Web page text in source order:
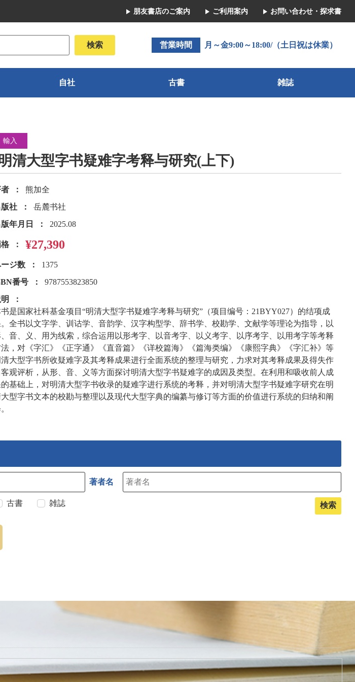
朋友書店のご案内 ご利用案内 お問い合わせ・探求書
営業時間 月～金9:00～18:00/（土日祝は休業）
自社 古書 雑誌
輸入
清大型字书疑难字考释与研究(上下)
熊加全
社
岳麓书社
年月日
2025.08
¥27,390
ジ数
1375
番号
9787553823850
是国家社科基金项目“明清大型字书疑难字考释与研究”（项目编号：21BYY027）的结项成
全书以文字学、训诂学、音韵学、汉字构型学、辞书学、校勘学、文献学等理论为指导，以
音、义、用为线索，综合运用以形考字、以音考字、以义考字、以序考字、以用考字等考释
，对《字汇》《正字通》《直音篇》《详校篇海》《篇海类编》《康熙字典》《字汇补》等
清大型字书所收疑难字及其考释成果进行全面系统的整理与研究，力求对其考释成果及得失作
客观评析，从形、音、义等方面探讨明清大型字书疑难字的成因及类型。在利用和吸收前人成
基础上，对明清大型字书收录的疑难字进行系统的考释，并对明清大型字书疑难字研究在明
型字书文本的校勘与整理以及现代大型字典的编纂与修订等方面的价值进行系统的归纳和阐
著者名
古書 雑誌